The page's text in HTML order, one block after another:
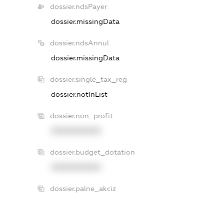
dossier.ndsPayer
dossier.missingData
dossier.ndsAnnul
dossier.missingData
dossier.single_tax_reg
dossier.notInList
dossier.non_profit
dossier.budget_dotation
dossier.palne_akciz